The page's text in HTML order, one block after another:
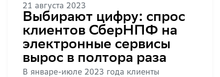
21 августа 2023
Выбирают цифру: спрос
клиентов СберНПФ на
электронные сервисы
вырос в полтора раза
В январе-июле 2023 года клиенты